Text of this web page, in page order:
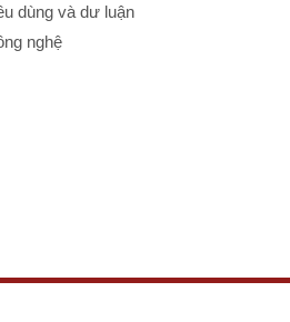
dùng và dư luận
nghệ